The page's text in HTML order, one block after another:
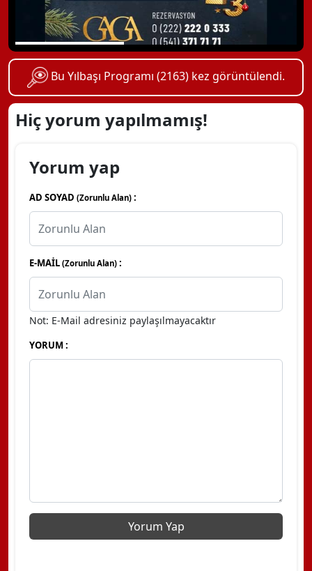
Bu Yılbaşı Programı (2163) kez görüntülendi.
Hiç yorum yapılmamış!
Yorum yap
AD SOYAD (Zorunlu Alan) :
E-MAİL (Zorunlu Alan) :
Not: E-Mail adresiniz paylaşılmayacaktır
YORUM :